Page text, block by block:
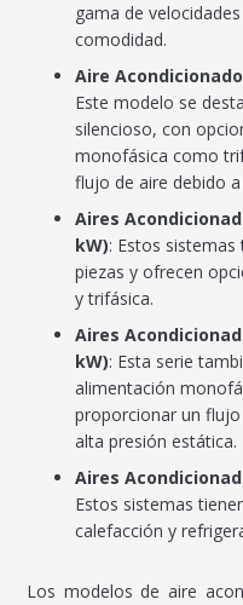
gama de
comodidad.
Aire
Este modelo se
silencioso, con
monofásica como
flujo de aire debido
Aires
kW): Estos
piezas y ofrecen
y trifásica.
Aires
kW): Esta serie
alimentación
proporcionar un
alta presión estática.
Aires
Estos sistemas
calefacción y
Los modelos de aire